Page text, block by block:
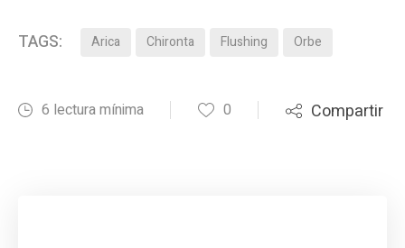
TAGS: Arica Chironta Flushing Orbe
6 lectura mínima 0 Compartir